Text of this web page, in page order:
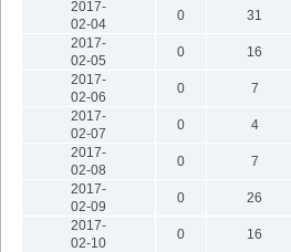
2017-
02-04
0 31
2017-
02-05
0 16
2017-
02-06
0 7
2017-
02-07
0 4
2017-
02-08
0 7
2017-
02-09
0 26
2017-
02-10
0 16